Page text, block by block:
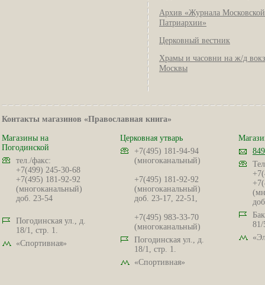
Архив «Журнала Московской
Патриархии»
Церковный вестник
Храмы и часовни на ж/д
Москвы
Контакты магазинов «Православная книга»
Магазины на
Погодинской
тел./факс:
+7(499) 245-30-68
+7(495) 181-92-92
(многоканальный)
доб. 23-54
Погодинская ул., д.
18/1, стр. 1.
«Спортивная»
Церковная утварь
+7(495) 181-94-94
(многоканальный)
+7(495) 181-92-92
(многоканальный)
доб. 23-17, 22-51,
+7(495) 983-33-70
(многоканальный)
Погодинская ул., д.
18/1, стр. 1.
«Спортивная»
81/